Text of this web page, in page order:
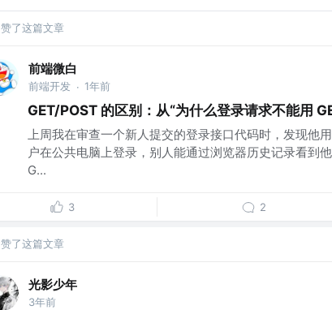
赞了这篇文章
前端微白
前端开发 · 1年前
GET/POST 的区别：从“为什么登录请求不能用
上周我在审查一个新人提交的登录接口代码时，发现他
户在公共电脑上登录，别人能通过浏览器历史记录看
G...
3 2
赞了这篇文章
光影少年
3年前